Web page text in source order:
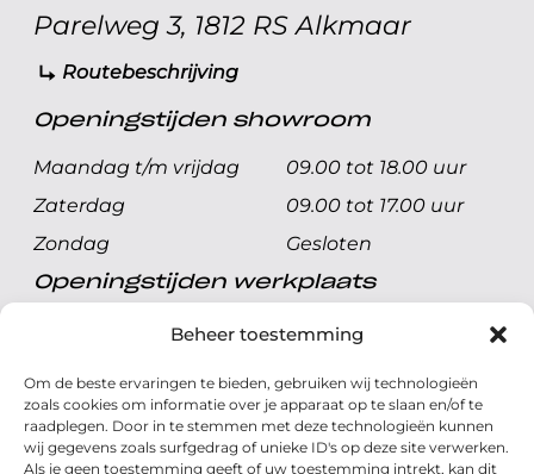
Beheer toestemming
Om de beste ervaringen te bieden, gebruiken wij technologieën
zoals cookies om informatie over je apparaat op te slaan en/of te
raadplegen. Door in te stemmen met deze technologieën kunnen
wij gegevens zoals surfgedrag of unieke ID's op deze site verwerken.
Als je geen toestemming geeft of uw toestemming intrekt, kan dit
Parelweg 3, 1812 RS Alkmaar
Routebeschrijving
Openingstijden showroom
Maandag t/m vrijdag
09.00 tot 18.00 uur
Zaterdag
09.00 tot 17.00 uur
Zondag
Gesloten
Openingstijden werkplaats
Maandag t/m vrijdag
08.00 tot 17.00 uur
Zondag
Gesloten
Volg ons